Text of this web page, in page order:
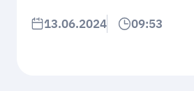
13.06.2024 09:53